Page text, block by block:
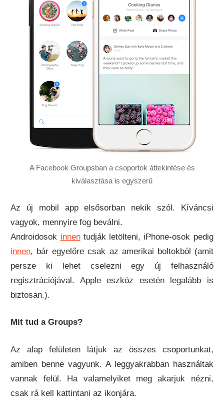
A Facebook Groupsban a csoportok áttekintése és
kiválasztása is egyszerű
Az új mobil app elsősorban nekik szól. Kíváncsi
vagyok, mennyire fog beválni.
Androidosok innentudják letölteni, iPhone-osok pedig
innen, bár egyelőre csak az amerikai boltokból (amit
persze ki lehet cselezni egy új felhasználó
regisztrációjával. Apple eszköz esetén legalább is
biztosan.).
Mit tud a Groups?
Az alap felületen látjuk az összes csoportunkat,
amiben benne vagyunk. A leggyakrabban használtak
vannak felül. Ha valamelyiket meg akarjuk nézni,
csak rá kell kattintani az ikonjára.